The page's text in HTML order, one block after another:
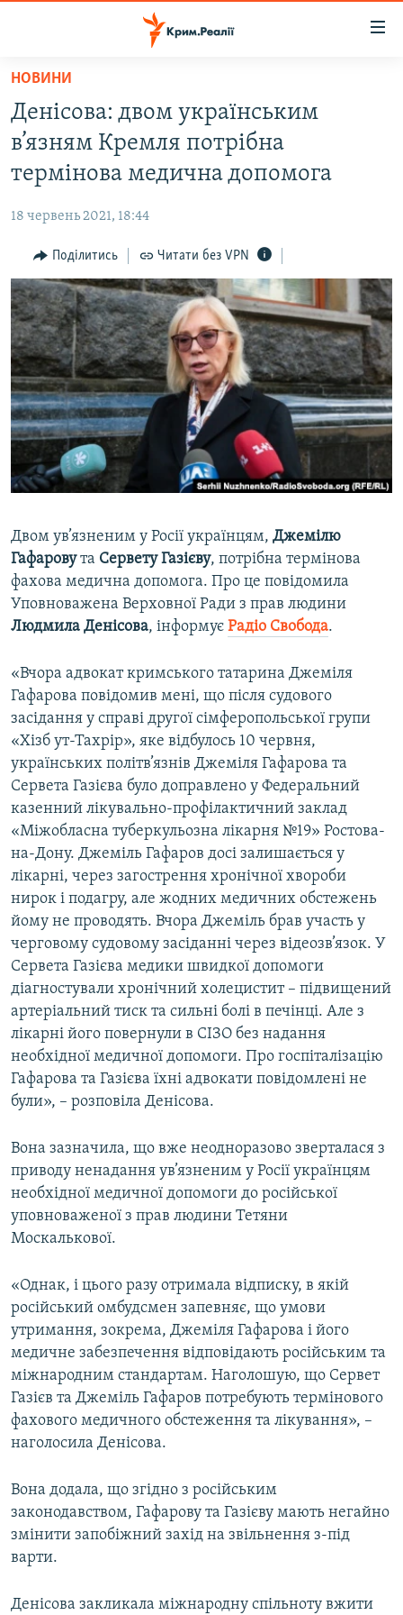
Перейти
основного
матеріалу
до
основної
навігації
Перейти
до
пошуку
ВОДА.КРИМ
ВІДЕО ТА ФОТО
БЛОГИ
ПОГЛЯД
ІНТЕРВ'Ю
ВСЕ ЗА ДЕНЬ
СПЕЦПРОЕКТИ
ДЕПОРТАЦІЯ
ВІДЕОУРОКИ «ELIFBE»
СВІДЧЕННЯ ОКУПАЦІЇ
УКРАЇНСЬКА ПРОБЛЕМА КРИМУ
ЯК ОБІЙТИ БЛОКУВАННЯ
Русский
Qırımtatar
Усі сайти RFE/RL
НОВИНИ
Денісова: двом українським
в’язням Кремля потрібна
термінова медична допомога
18 червень 2021, 18:44
Поділитись Читати без VPN
Двом ув’язненим у Росії українцям, Джемілю
Гафаровута Сервету Газієву, потрібна термінова
фахова медична допомога. Про це повідомила
Уповноважена Верховної Ради з прав людини
Людмила Денісова, інформує Радіо Свобода.
«Вчора адвокат кримського татарина Джеміля
Гафарова повідомив мені, що після судового
засідання у справі другої сімферопольської групи
«Хізб ут-Тахрір», яке відбулось 10 червня,
українських політв’язнів Джеміля Гафарова та
Сервета Газієва було доправлено у Федеральний
казенний лікувально-профілактичний заклад
«Міжобласна туберкульозна лікарня №19» Ростова-
на-Дону. Джеміль Гафаров досі залишається у
лікарні, через загострення хронічної хвороби
нирок і подагру, але жодних медичних обстежень
йому не проводять. Вчора Джеміль брав участь у
черговому судовому засіданні через відеозв’язок. У
Сервета Газієва медики швидкої допомоги
діагностували хронічний холецистит – підвищений
артеріальний тиск та сильні болі в печінці. Але з
лікарні його повернули в СІЗО без надання
необхідної медичної допомоги. Про госпіталізацію
Гафарова та Газієва їхні адвокати повідомлені не
були», – розповіла Денісова.
Вона зазначила, що вже неодноразово зверталася з
приводу ненадання ув’язненим у Росії українцям
необхідної медичної допомоги до російської
уповноваженої з прав людини Тетяни
Москалькової.
«Однак, і цього разу отримала відписку, в якій
російський омбудсмен запевняє, що умови
утримання, зокрема, Джеміля Гафарова і його
медичне забезпечення відповідають російським та
міжнародним стандартам. Наголошую, що Сервет
Газієв та Джеміль Гафаров потребують термінового
фахового медичного обстеження та лікування», –
наголосила Денісова.
Вона додала, що згідно з російським
законодавством, Гафарову та Газієву мають негайно
змінити запобіжний захід на звільнення з-під
варти.
Денісова закликала міжнародну спільноту вжити